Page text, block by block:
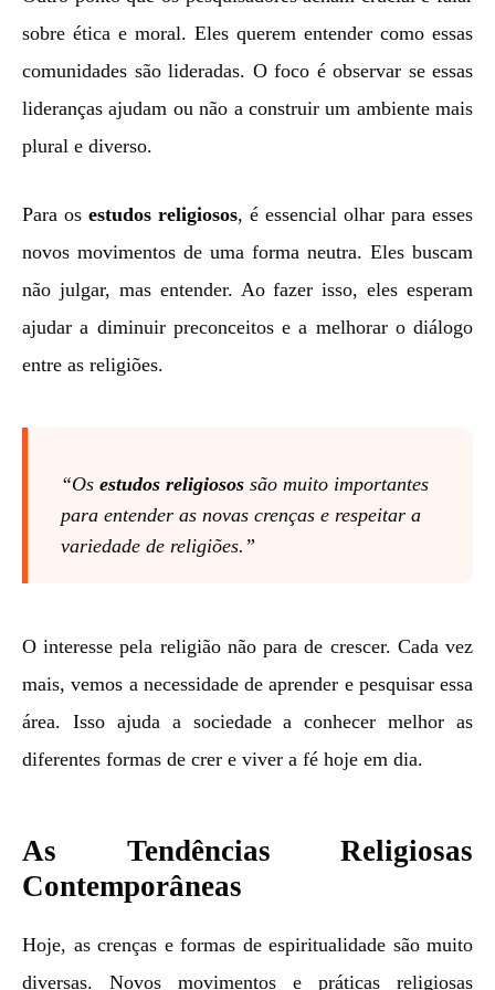
sobre ética e moral. Eles querem entender como essas
comunidades são lideradas. O foco é observar se essas
lideranças ajudam ou não a construir um ambiente mais
plural e diverso.
Para os estudos religiosos, é essencial olhar para esses
novos movimentos de uma forma neutra. Eles buscam
não julgar, mas entender. Ao fazer isso, eles esperam
ajudar a diminuir preconceitos e a melhorar o diálogo
entre as religiões.
“Os estudos religiosos são muito importantes
para entender as novas crenças e respeitar a
variedade de religiões.”
O interesse pela religião não para de crescer. Cada vez
mais, vemos a necessidade de aprender e pesquisar essa
área. Isso ajuda a sociedade a conhecer melhor as
diferentes formas de crer e viver a fé hoje em dia.
As Tendências Religiosas
Contemporâneas
Hoje, as crenças e formas de espiritualidade são muito
diversas. Novos movimentos e práticas religiosas